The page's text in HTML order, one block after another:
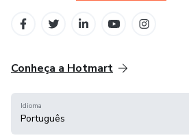
Conheça a Hotmart
Idioma
Português